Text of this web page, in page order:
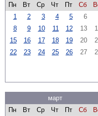
Пн Вт Ср Чт Пт Сб
1
2 3 4 5 6
8
9 10 11 12 13
15
16 17 18 19 20
22
23 24 25 26 27
март
Пн
Вт Ср Чт Пт Сб